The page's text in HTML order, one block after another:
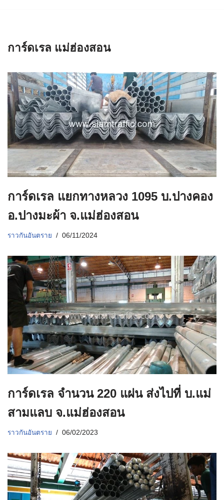
การ์ดเรล แม่ฮ่องสอน
การ์ดเรล แยกทางหลวง 1095 บ.ปางคอง
อ.ปางมะผ้า จ.แม่ฮ่องสอน
ราวกันอันตราย 06/11/2024
การ์ดเรล จำนวน 220 แผ่น ส่งไปที่ บ.แม่
สามแลบ จ.แม่ฮ่องสอน
ราวกันอันตราย 06/02/2023